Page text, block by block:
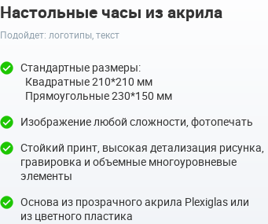
Настольные часы из акрила
Подойдет: логотипы, текст
Стандартные размеры:
Квадратные 210*210 мм
Прямоугольные 230*150 мм
Изображение любой сложности, фотопечать
Стойкий принт, высокая детализация рисунка,
гравировка и объемные многоуровневые
элементы
Основа из прозрачного акрила Plexiglas или
из цветного пластика